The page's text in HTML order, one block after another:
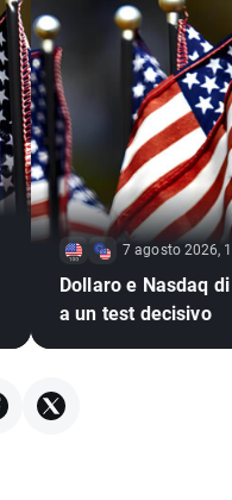
7 agosto 2026,
Dollaro e Nasdaq
a un test decisivo